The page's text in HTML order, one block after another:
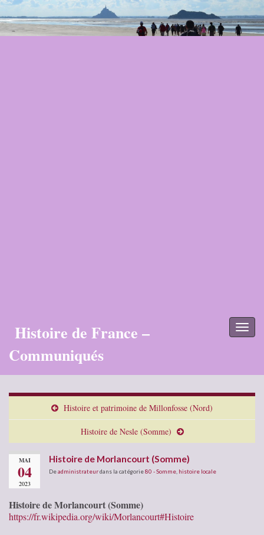
Histoire de France –
Communiqués
Histoire et patrimoine de Millonfosse (Nord)
Histoire de Nesle (Somme)
MAI
04
2023
Histoire de Morlancourt (Somme)
Deadministrateurdans la catégorie80 - Somme histoire locale
Histoire de Morlancourt (Somme)
https://fr.wikipedia.org/wiki/Morlancourt#Histoire